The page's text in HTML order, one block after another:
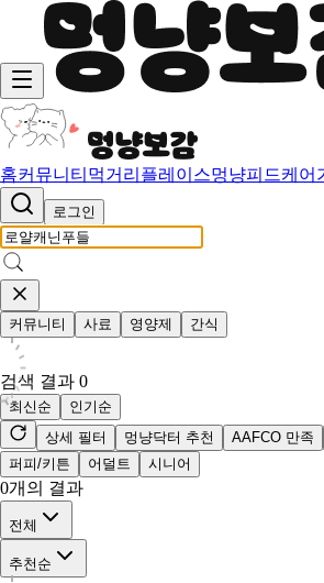
홈커뮤니티 먹거리 플레이스멍냥피드케어
로그인
커뮤니티 사료 영양제 간식
검색 결과 0
최신순
인기순
상세 필터
멍냥닥터 추천 AAFCO 만족
퍼피/키튼
어덜트 시니어
0개의 결과
전체
추천순